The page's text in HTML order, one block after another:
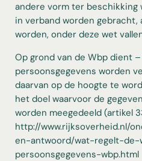
andere vorm ter beschikking
in verband worden gebracht,
worden, onder deze wet
Op grond van de Wbp dient
persoonsgegevens worden
daarvan op de hoogte te
het doel waarvoor de
worden meegedeeld (artikel
http://www.rijksoverheid.nl/
en-antwoord/wat-regelt-
persoonsgegevens-wbp.html